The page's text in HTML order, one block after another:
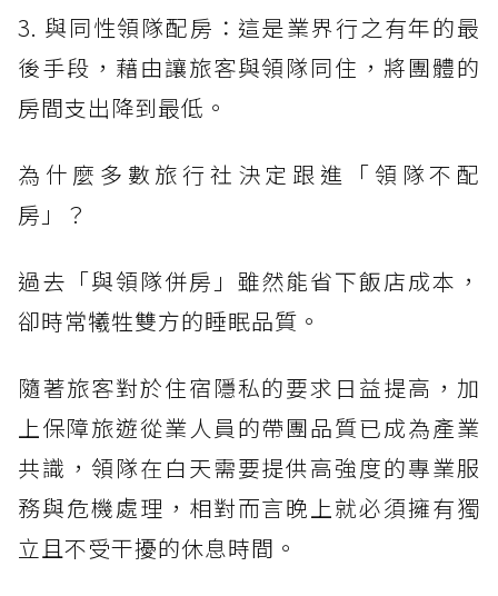
3. 與同性領隊配房：這是業界行之有年的最
後手段，藉由讓旅客與領隊同住，將團體的
房間支出降到最低。
為什麼多數旅行社決定跟進「領隊不配
房」？
過去「與領隊併房」雖然能省下飯店成本，
卻時常犧牲雙方的睡眠品質。
隨著旅客對於住宿隱私的要求日益提高，加
上保障旅遊從業人員的帶團品質已成為產業
共識，領隊在白天需要提供高強度的專業服
務與危機處理，相對而言晚上就必須擁有獨
立且不受干擾的休息時間。